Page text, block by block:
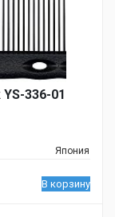
336-01
Япония
В корзину